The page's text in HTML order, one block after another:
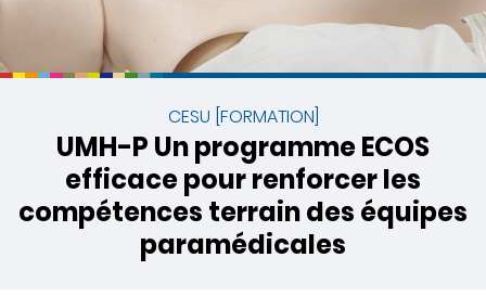
CESU [FORMATION]
UMH-P Un programme ECOS
efficace pour renforcer les
compétences terrain des équipes
paramédicales